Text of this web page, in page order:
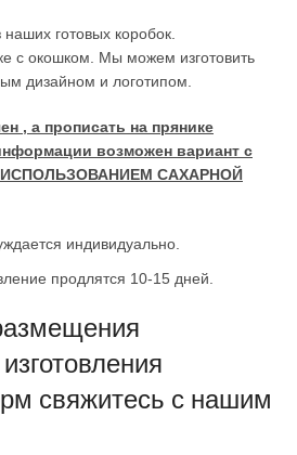
готовых коробок.
с окошком. Мы можем изготовить
дизайном и логотипом.
, а прописать на прянике
возможен вариант с
ИСПОЛЬЗОВАНИЕМ САХАРНОЙ
индивидуально.
продлятся 10-15 дней.
свяжитесь с нашим